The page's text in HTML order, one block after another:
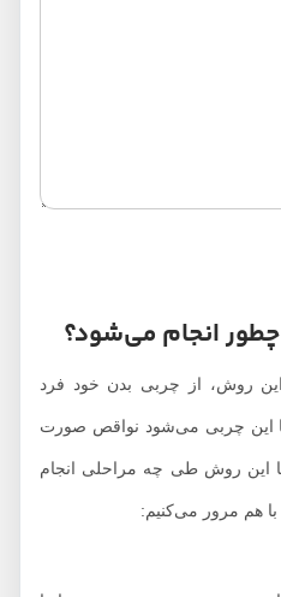
انجام می‌شود؟
از چربی بدن خود فرد
چربی می‌شود نواقص صورت
روش طی چه مراحلی انجام
مرور می‌کنیم: